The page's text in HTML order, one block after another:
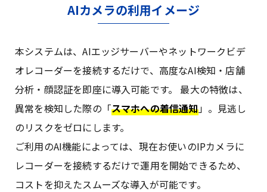
AIカメラの利用イメージ
本システムは、AIエッジサーバーやネットワークビデ
オレコーダーを接続するだけで、高度なAI検知・店舗
分析・顔認証を即座に導入可能です。 最大の特徴は、
異常を検知した際の「スマホへの着信通知」。見逃し
のリスクをゼロにします。
ご利用のAI機能によっては、現在お使いのIPカメラに
レコーダーを接続するだけで運用を開始できるため、
コストを抑えたスムーズな導入が可能です。